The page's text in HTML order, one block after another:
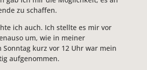
zu schaffen.
ich auch. Ich stellte es mir vor
um, wie in meiner
Sonntag kurz vor 12 Uhr war mein
aufgenommen.